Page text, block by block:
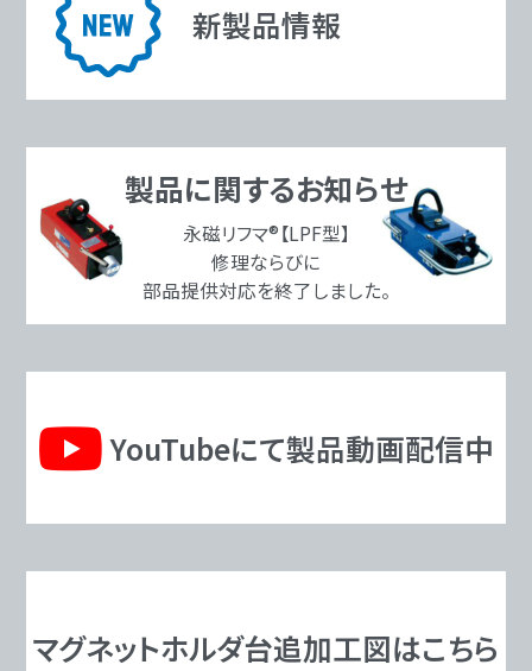
新製品情報
製品に関するお知らせ
永磁リフマ®【LPF型】
修理ならびに
部品提供対応を終了しました。
YouTubeにて製品動画配信中
マグネットホルダ台追加工図はこちら